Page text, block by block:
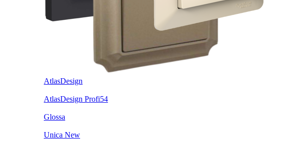
AtlasDesign
AtlasDesign Profi54
Glossa
Unica New